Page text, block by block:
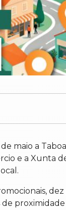
maio a
e a Xunta
dez